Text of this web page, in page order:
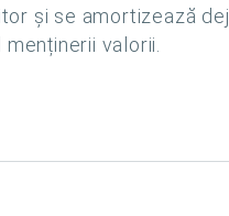
și se amortizează
valorii.